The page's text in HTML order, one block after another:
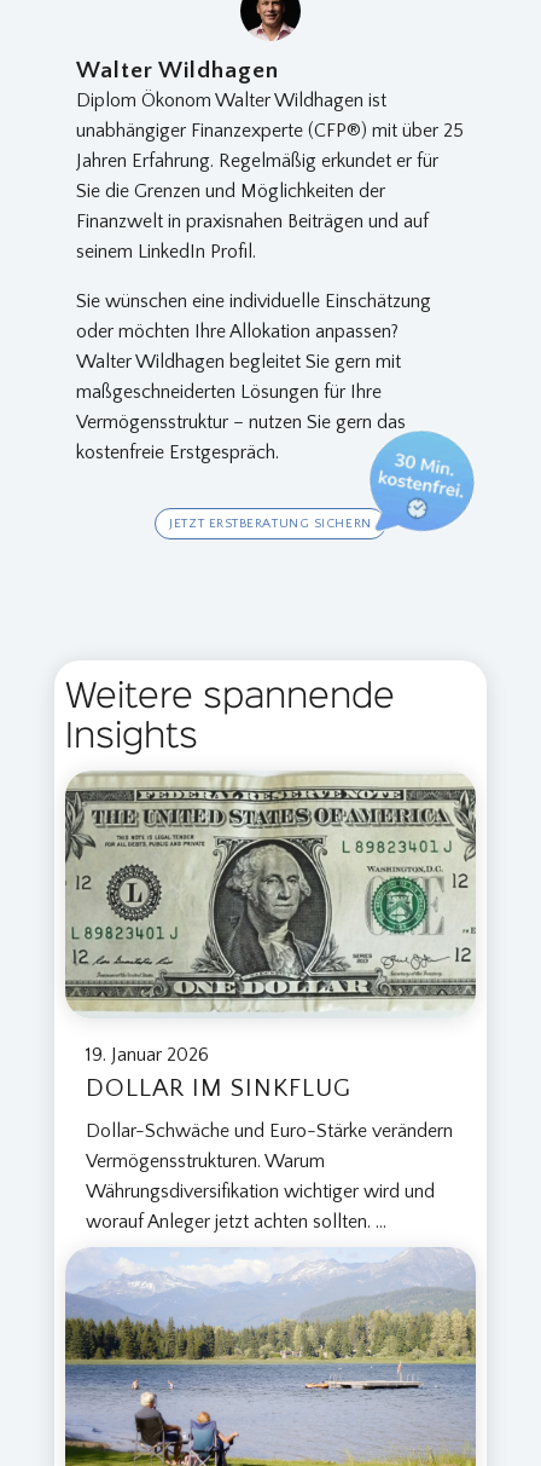
Walter Wildhagen
Diplom Ökonom Walter Wildhagen ist
unabhängiger Finanzexperte (CFP®) mit über 25
Jahren Erfahrung. Regelmäßig erkundet er für
Sie die Grenzen und Möglichkeiten der
Finanzwelt in praxisnahen Beiträgen und auf
seinem LinkedIn Profil.
Sie wünschen eine individuelle Einschätzung
oder möchten Ihre Allokation anpassen?
Walter Wildhagen begleitet Sie gern mit
maßgeschneiderten Lösungen für Ihre
Vermögensstruktur – nutzen Sie gern das
kostenfreie Erstgespräch.
JETZT ERSTBERATUNG SICHERN
Weitere spannende
Insights
19. Januar 2026
DOLLAR IM SINKFLUG
Dollar-Schwäche und Euro-Stärke verändern
Vermögensstrukturen. Warum
Währungsdiversifikation wichtiger wird und
worauf Anleger jetzt achten sollten. ...